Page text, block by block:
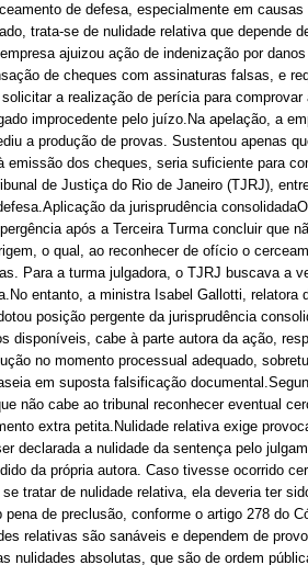
de defesa, especialmente em
trata-se de nulidade relativa que depende
ajuizou ação de indenização por
de cheques com assinaturas falsas, e
a realização de perícia para
improcedente pelo juízo.Na apelação, a
a produção de provas. Sustentou apenas
emissão dos cheques, seria suficiente para
de Justiça do Rio de Janeiro (TJRJ),
da jurisprudência
após a Terceira Turma concluir que
o qual, ao reconhecer de ofício o
Para a turma julgadora, o TJRJ buscava a
entanto, a ministra Isabel Gallotti, relatora
posição pergente da jurisprudência
disponíveis, cabe à parte autora da ação,
no momento processual adequado,
em suposta falsificação
não cabe ao tribunal reconhecer eventual
extra petita.Nulidade relativa exige
declarada a nulidade da sentença pelo
da própria autora. Caso tivesse ocorrido
tratar de nulidade relativa, ela deveria ter
pena de preclusão, conforme o artigo 278 do
relativas são sanáveis e dependem de
nulidades absolutas, que são de ordem